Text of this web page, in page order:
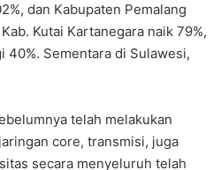
dan Kabupaten Pemalang
Kutai Kartanegara naik 79%,
40%. Sementara di Sulawesi,
telah melakukan
core, transmisi, juga
secara menyeluruh telah